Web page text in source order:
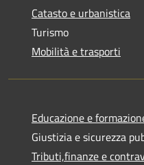
Catasto e urbanistica
Turismo
Mobilità e trasporti
Educazione e
Giustizia e sicurezza
Tributi,finanze e